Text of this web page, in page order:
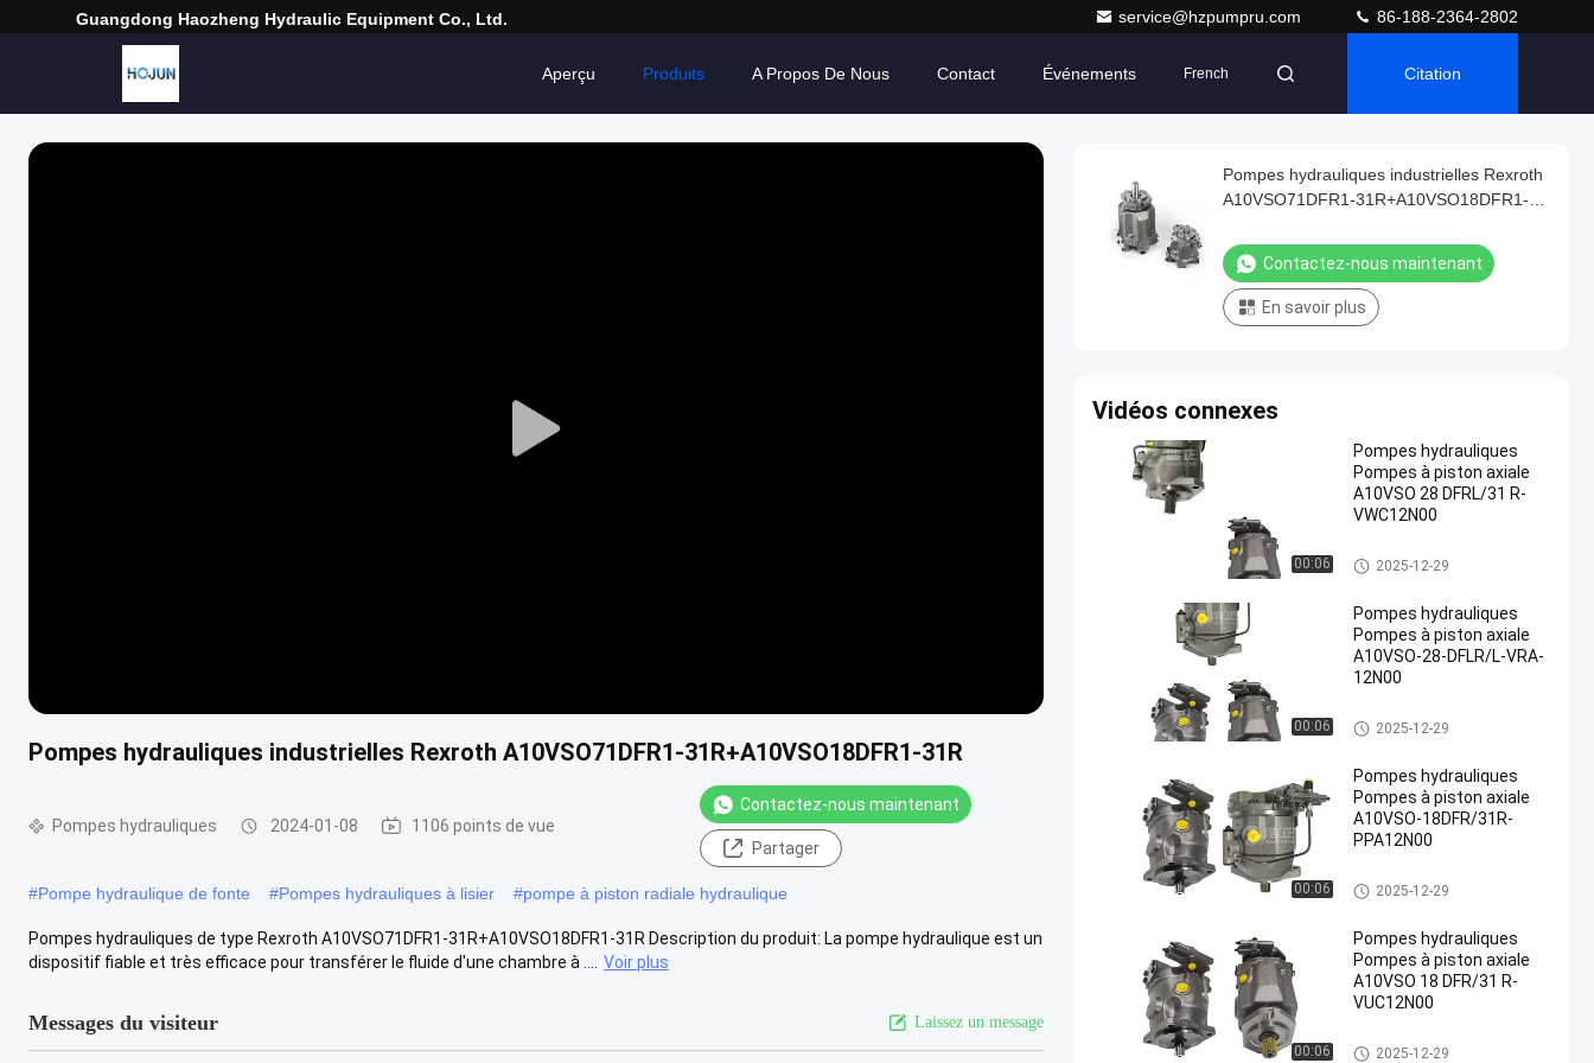
Guangdong Haozheng Hydraulic Equipment Co., Ltd. service@hzpumpru.com 86-188-2364-2802
Aperçu Produits A Propos De Nous Contact Événements French Citation
Play
Pompes hydrauliques industrielles Rexroth A10VSO71DFR1-31R+A10VSO18DFR1-31R
Pompes hydrauliques 2024-01-08 1106 points de vue
Contactez-nous maintenant
Partager
#Pompe hydraulique de fonte #Pompes hydrauliques à lisier #pompe à piston radiale hydraulique
Pompes hydrauliques de type Rexroth A10VSO71DFR1-31R+A10VSO18DFR1-31R Description du produit: La pompe hydraulique est un
dispositif fiable et très efficace pour transférer le fluide d'une chambre à ....
Voir plus
Messages du visiteur Laissez un message
Pompes hydrauliques industrielles Rexroth
A10VSO71DFR1-31R+A10VSO18DFR1-
Contactez-nous maintenant
En savoir plus
Vidéos connexes
00:06
Pompes hydrauliques
Pompes à piston axiale
A10VSO 28 DFRL/31 R-
VWC12N00
Pompes hydrauliques
2025-12-29
00:06
Pompes hydrauliques
Pompes à piston axiale
A10VSO-28-DFLR/L-VRA-
12N00
Pompes hydrauliques
2025-12-29
00:06
Pompes hydrauliques
Pompes à piston axiale
A10VSO-18DFR/31R-
PPA12N00
Pompes hydrauliques
2025-12-29
00:06
Pompes hydrauliques
Pompes à piston axiale
A10VSO 18 DFR/31 R-
VUC12N00
Pompes hydrauliques
2025-12-29